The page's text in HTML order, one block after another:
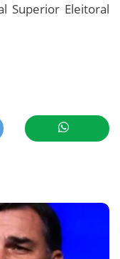
Superior Eleitoral